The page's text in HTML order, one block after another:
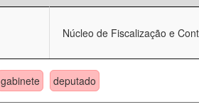
Núcleo de Fiscalização e
gabinete deputado